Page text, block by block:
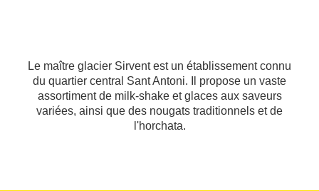
Le maître glacier Sirvent est un établissement connu
du quartier central Sant Antoni. Il propose un vaste
assortiment de milk-shake et glaces aux saveurs
variées, ainsi que des nougats traditionnels et de
l'horchata.